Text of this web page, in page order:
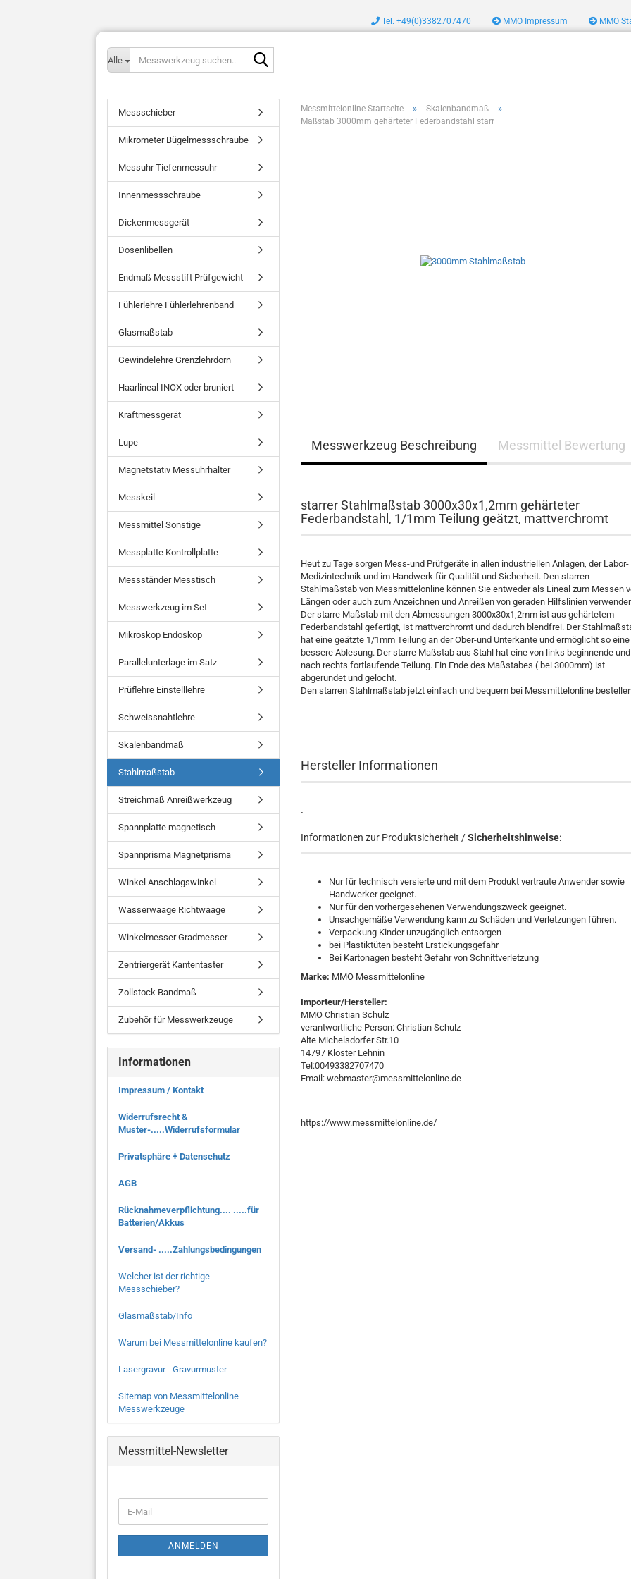
Tel. +49(0)3382707470 MMO Impressum MMO
Alle
Messmittelonline Startseite » Skalenbandmaß »
Maßstab 3000mm gehärteter Federbandstahl starr
Messwerkzeug Beschreibung Messmittel Bewertung
starrer Stahlmaßstab 3000x30x1,2mm gehärteter
Federbandstahl, 1/1mm Teilung geätzt, mattverchromt
Heut zu Tage sorgen Mess-und Prüfgeräte in allen industriellen Anlagen, der Labor-
Medizintechnik und im Handwerk für Qualität und Sicherheit. Den starren
Stahlmaßstab von Messmittelonline können Sie entweder als Lineal zum Messen
Längen oder auch zum Anzeichnen und Anreißen von geraden Hilfslinien
Der starre Maßstab mit den Abmessungen 3000x30x1,2mm ist aus gehärtetem
Federbandstahl gefertigt, ist mattverchromt und dadurch blendfrei. Der
hat eine geätzte 1/1mm Teilung an der Ober-und Unterkante und ermöglicht so eine
bessere Ablesung. Der starre Maßstab aus Stahl hat eine von links beginnende und
nach rechts fortlaufende Teilung. Ein Ende des Maßstabes ( bei 3000mm) ist
abgerundet und gelocht.
Den starren Stahlmaßstab jetzt einfach und bequem bei Messmittelonline
Hersteller Informationen
.
Informationen zur Produktsicherheit /Sicherheitshinweise:
Nur für technisch versierte und mit dem Produkt vertraute Anwender sowie
Handwerker geeignet.
Nur für den vorhergesehenen Verwendungszweck geeignet.
Unsachgemäße Verwendung kann zu Schäden und Verletzungen führen.
Verpackung Kinder unzugänglich entsorgen
bei Plastiktüten besteht Erstickungsgefahr
Bei Kartonagen besteht Gefahr von Schnittverletzung
Marke: MMO Messmittelonline
Importeur/Hersteller:
MMO Christian Schulz
verantwortliche Person: Christian Schulz
Alte Michelsdorfer Str.10
14797 Kloster Lehnin
Tel:00493382707470
Email: webmaster@messmittelonline.de
https://www.messmittelonline.de/
Messschieber
Mikrometer Bügelmessschraube
Messuhr Tiefenmessuhr
Innenmessschraube
Dickenmessgerät
Dosenlibellen
Endmaß Messstift Prüfgewicht
Fühlerlehre Fühlerlehrenband
Glasmaßstab
Gewindelehre Grenzlehrdorn
Haarlineal INOX oder bruniert
Kraftmessgerät
Lupe
Magnetstativ Messuhrhalter
Messkeil
Messmittel Sonstige
Messplatte Kontrollplatte
Messständer Messtisch
Messwerkzeug im Set
Mikroskop Endoskop
Parallelunterlage im Satz
Prüflehre Einstelllehre
Schweissnahtlehre
Skalenbandmaß
Stahlmaßstab
Streichmaß Anreißwerkzeug
Spannplatte magnetisch
Spannprisma Magnetprisma
Winkel Anschlagswinkel
Wasserwaage Richtwaage
Winkelmesser Gradmesser
Zentriergerät Kantentaster
Zollstock Bandmaß
Zubehör für Messwerkzeuge
Informationen
Impressum / Kontakt
Widerrufsrecht &
Muster-.....Widerrufsformular
Privatsphäre + Datenschutz
AGB
Rücknahmeverpflichtung.... .....für
Batterien/Akkus
Versand- .....Zahlungsbedingungen
Welcher ist der richtige
Messschieber?
Glasmaßstab/Info
Warum bei Messmittelonline kaufen?
Lasergravur - Gravurmuster
Sitemap von Messmittelonline
Messwerkzeuge
Messmittel-Newsletter
ZUR
ANMELDUNG
E-
Mail
ANMELDEN